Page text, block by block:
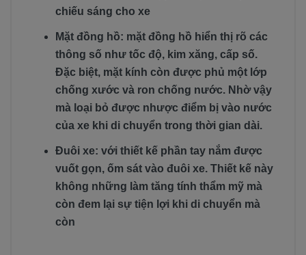
chiếu sáng cho xe
Mặt đồng hồ: mặt đồng hồ hiển thị rõ các
thông số như tốc độ, kim xăng, cấp số.
Đặc biệt, mặt kính còn được phủ một lớp
chống xước và ron chống nước. Nhờ vậy
mà loại bỏ được nhược điểm bị vào nước
của xe khi di chuyển trong thời gian dài.
Đuôi xe: với thiết kế phần tay nắm được
vuốt gọn, ốm sát vào đuôi xe. Thiết kế này
không những làm tăng tính thẩm mỹ mà
còn đem lại sự tiện lợi khi di chuyển mà
còn